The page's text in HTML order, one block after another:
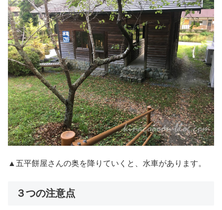
▲五平餅屋さんの奥を降りていくと、水車があります。
３つの注意点